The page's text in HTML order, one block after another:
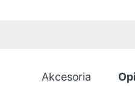
Akcesoria